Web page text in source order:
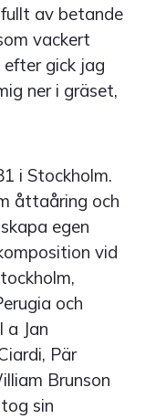
av betande
vackert
gick jag
ner i gräset,
i Stockholm.
åttaåring och
egen
vid
och
a Jan
Pär
Brunson
sin